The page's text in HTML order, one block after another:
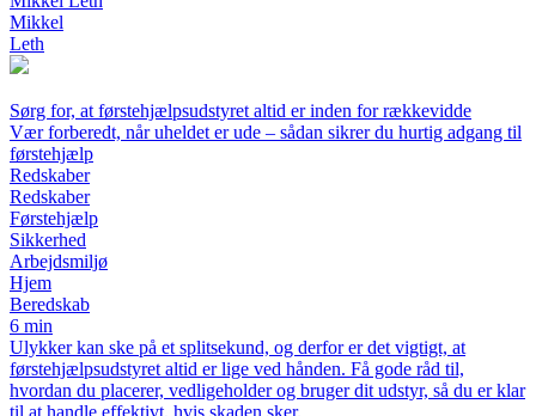
Mikkel
Leth
Sørg for, at førstehjælpsudstyret altid er inden for rækkevidde
Vær forberedt, når uheldet er ude – sådan sikrer du hurtig adgang til
førstehjælp
Redskaber
Redskaber
Førstehjælp
Sikkerhed
Arbejdsmiljø
Hjem
Beredskab
6 min
Ulykker kan ske på et splitsekund, og derfor er det vigtigt, at
førstehjælpsudstyret altid er lige ved hånden. Få gode råd til,
hvordan du placerer, vedligeholder og bruger dit udstyr, så du er klar